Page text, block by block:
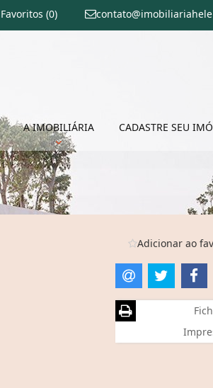
Favoritos (0)
A IMOBILIÁRIA CADASTRE SEU
Adicionar ao